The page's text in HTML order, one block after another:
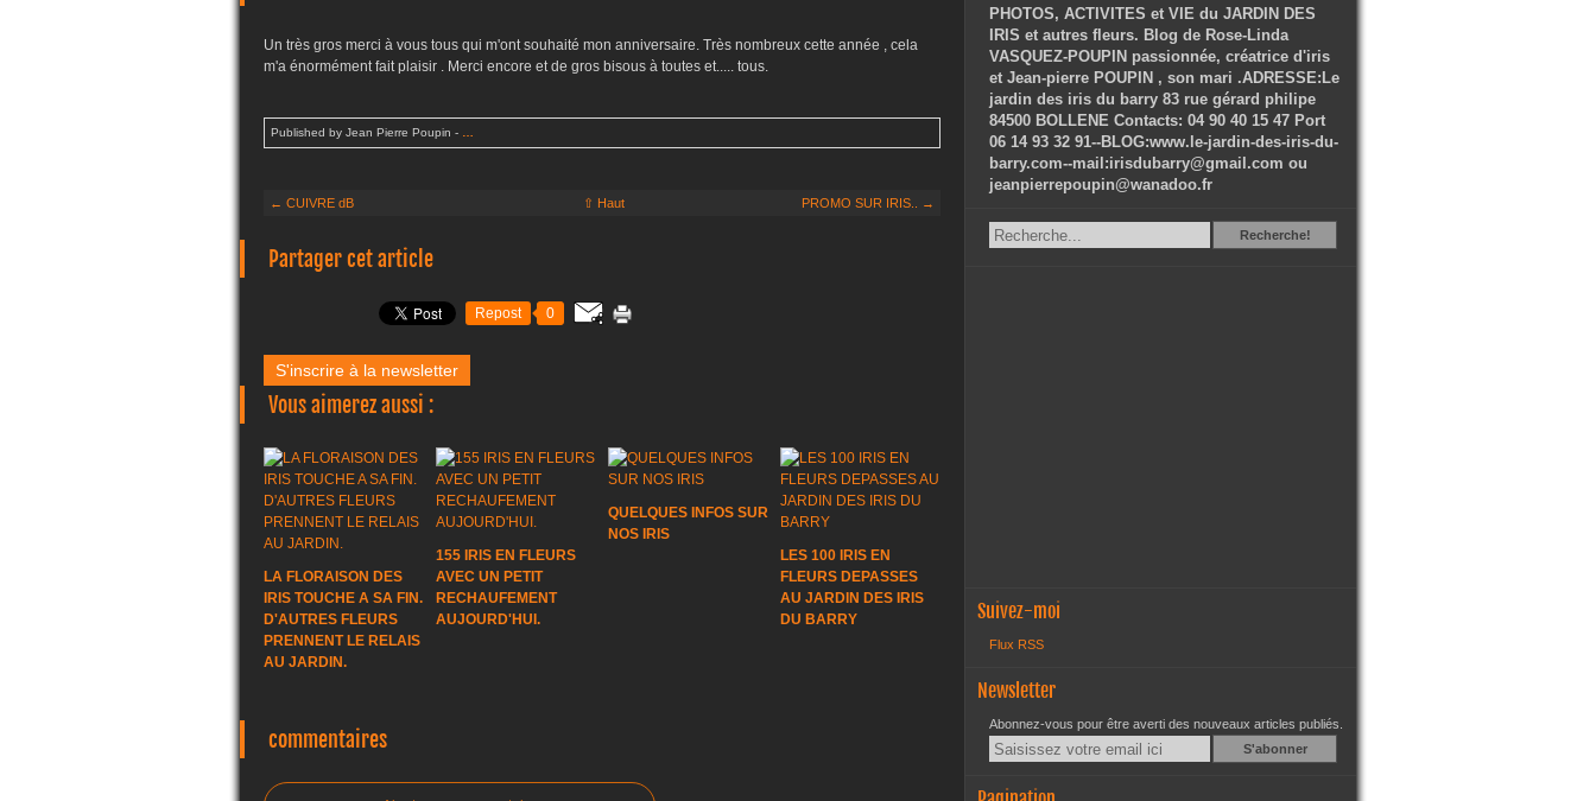
Un très gros merci à vous tous qui m'ont souhaité mon anniversaire. Très nombreux cette année , cela
m'a énormément fait plaisir . Merci encore et de gros bisous à toutes et..... tous.
Published by Jean Pierre Poupin -
← CUIVRE dB ⇧ Haut PROMO SUR IRIS.. →
Partager cet article
Repost 0
S'inscrire à la newsletter
Vous aimerez aussi :
LA FLORAISON DES
IRIS TOUCHE A SA FIN.
D'AUTRES FLEURS
PRENNENT LE RELAIS
AU JARDIN.
155 IRIS EN FLEURS
AVEC UN PETIT
RECHAUFEMENT
AUJOURD'HUI.
QUELQUES INFOS SUR
NOS IRIS
LES 100 IRIS EN
FLEURS DEPASSES
AU JARDIN DES IRIS
DU BARRY
commentaires
PHOTOS, ACTIVITES et VIE du JARDIN DES
IRIS et autres fleurs. Blog de Rose-Linda
VASQUEZ-POUPIN passionnée, créatrice d'iris
et Jean-pierre POUPIN , son mari .ADRESSE:Le
jardin des iris du barry 83 rue gérard philipe
84500 BOLLENE Contacts: 04 90 40 15 47 Port
06 14 93 32 91--BLOG:www.le-jardin-des-iris-du-
barry.com--mail:irisdubarry@gmail.com ou
jeanpierrepoupin@wanadoo.fr
RechercheRecherche!
Suivez-moi
Flux RSS
Newsletter
Abonnez-vous pour être averti des nouveaux articles publiés.
Email